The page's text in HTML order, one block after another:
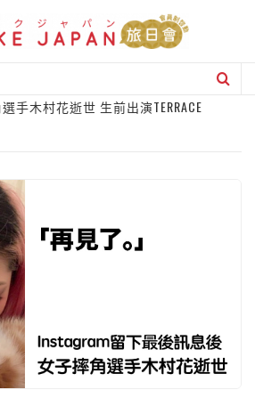
手木村花逝世 生前出演TERRACE